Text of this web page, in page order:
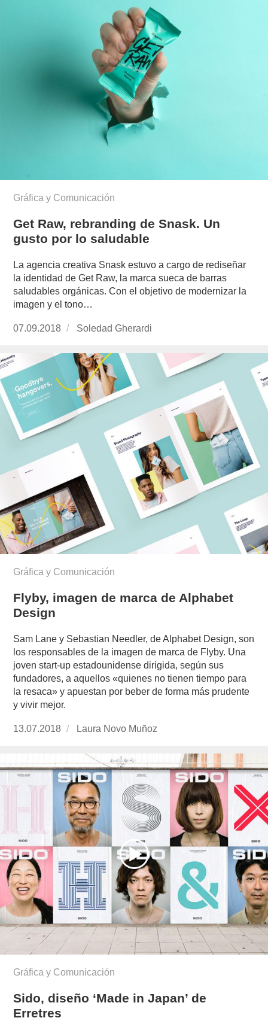
Gráfica y Comunicación
Get Raw, rebranding de Snask. Un
gusto por lo saludable
La agencia creativa Snask estuvo a cargo de rediseñar
la identidad de Get Raw, la marca sueca de barras
saludables orgánicas. Con el objetivo de modernizar la
imagen y el tono…
Publicado
07.09.2018
https://www.experimenta.es/author/soledad-
Soledad Gherardi
Gráfica y Comunicación
Flyby, imagen de marca de Alphabet
Design
Sam Lane y Sebastian Needler, de Alphabet Design, son
los responsables de la imagen de marca de Flyby. Una
joven start-up estadounidense dirigida, según sus
fundadores, a aquellos «quienes no tienen tiempo para
la resaca» y apuestan por beber de forma más prudente
y vivir mejor.
Publicado
13.07.2018
https://www.experimenta.es/author/laura-
munoz/
Laura Novo Muñoz
Gráfica y Comunicación
Sido, diseño ‘Made in Japan’ de
Erretres